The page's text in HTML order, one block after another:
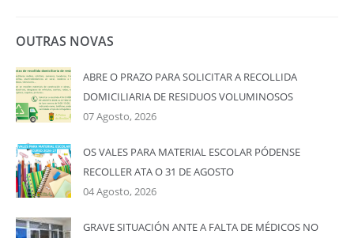
OUTRAS NOVAS
ABRE O PRAZO PARA SOLICITAR A RECOLLIDA
DOMICILIARIA DE RESIDUOS VOLUMINOSOS
07 Agosto, 2026
OS VALES PARA MATERIAL ESCOLAR PÓDENSE
RECOLLER ATA O 31 DE AGOSTO
04 Agosto, 2026
GRAVE SITUACIÓN ANTE A FALTA DE MÉDICOS NO